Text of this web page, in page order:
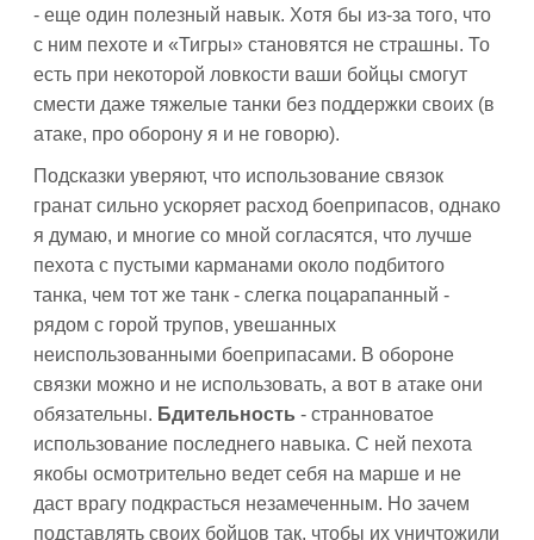
- еще один полезный навык. Хотя бы из-за того, что
с ним пехоте и «Тигры» становятся не страшны. То
есть при некоторой ловкости ваши бойцы смогут
смести даже тяжелые танки без поддержки своих (в
атаке, про оборону я и не говорю).
Подсказки уверяют, что использование связок
гранат сильно ускоряет расход боеприпасов, однако
я думаю, и многие со мной согласятся, что лучше
пехота с пустыми карманами около подбитого
танка, чем тот же танк - слегка поцарапанный -
рядом с горой трупов, увешанных
неиспользованными боеприпасами. В обороне
связки можно и не использовать, а вот в атаке они
обязательны. Бдительность - странноватое
использование последнего навыка. С ней пехота
якобы осмотрительно ведет себя на марше и не
даст врагу подкрасться незамеченным. Но зачем
подставлять своих бойцов так, чтобы их уничтожили